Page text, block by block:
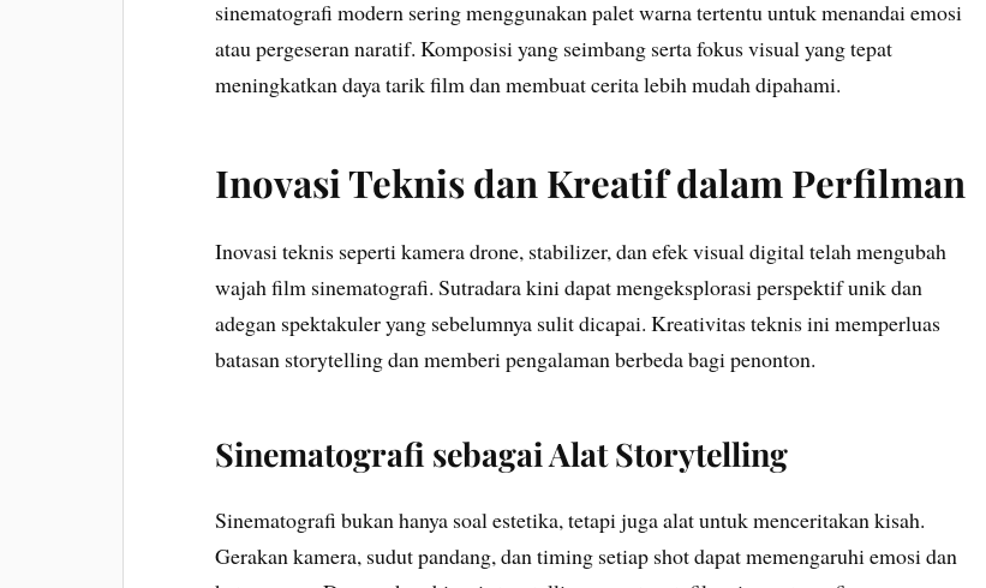
sinematografi modern sering menggunakan palet warna tertentu untuk menandai emosi
atau pergeseran naratif. Komposisi yang seimbang serta fokus visual yang tepat
meningkatkan daya tarik film dan membuat cerita lebih mudah dipahami.
Inovasi Teknis dan Kreatif dalam Perfilman
Inovasi teknis seperti kamera drone, stabilizer, dan efek visual digital telah mengubah
wajah film sinematografi. Sutradara kini dapat mengeksplorasi perspektif unik dan
adegan spektakuler yang sebelumnya sulit dicapai. Kreativitas teknis ini memperluas
batasan storytelling dan memberi pengalaman berbeda bagi penonton.
Sinematografi sebagai Alat Storytelling
Sinematografi bukan hanya soal estetika, tetapi juga alat untuk menceritakan kisah.
Gerakan kamera, sudut pandang, dan timing setiap shot dapat memengaruhi emosi dan